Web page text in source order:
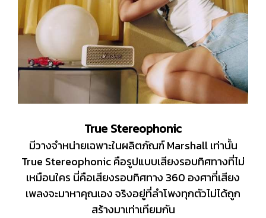
True Stereophonic
มีวางจำหน่ายเฉพาะในผลิตภัณฑ์ Marshall เท่านั้น
True Stereophonic คือรูปแบบเสียงรอบทิศทางที่ไม่
เหมือนใคร นี่คือเสียงรอบทิศทาง 360 องศาที่เสียง
เพลงจะมาหาคุณเอง จริงอยู่ที่ลำโพงทุกตัวไม่ได้ถูก
สร้างมาเท่าเทียมกัน